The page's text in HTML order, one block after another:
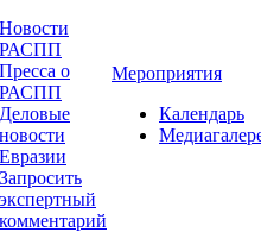
Новости
РАСПП
Пресса о
РАСПП
Деловые
новости
Евразии
Запросить
экспертный
комментарий
Мероприятия
Календарь